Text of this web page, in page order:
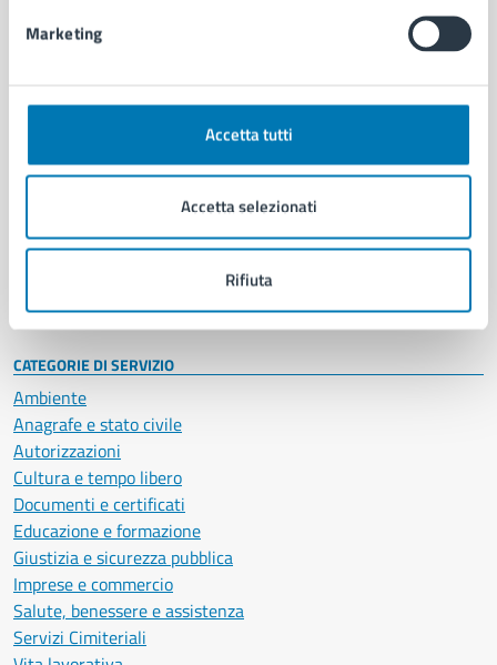
Marketing
Accetta tutti
Accetta selezionati
Rifiuta
AMMINISTRAZIONE
Organi di governo
Enti e fondazioni
Personale amministrativo
Intranet, posta aziendale e protocollo
CATEGORIE DI SERVIZIO
Ambiente
Anagrafe e stato civile
Autorizzazioni
Cultura e tempo libero
Documenti e certificati
Educazione e formazione
Giustizia e sicurezza pubblica
Imprese e commercio
Salute, benessere e assistenza
Servizi Cimiteriali